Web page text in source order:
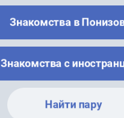
Знакомства в
Знакомства с
Найти пару